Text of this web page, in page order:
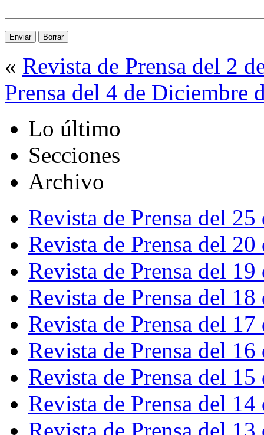
« Revista de Prensa del 2
Prensa del 4 de Diciembre
Lo último
Secciones
Archivo
Revista de Prensa del
Revista de Prensa del
Revista de Prensa del
Revista de Prensa del
Revista de Prensa del
Revista de Prensa del
Revista de Prensa del
Revista de Prensa del